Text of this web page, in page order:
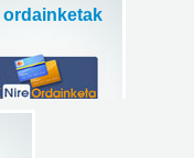
ordainketak